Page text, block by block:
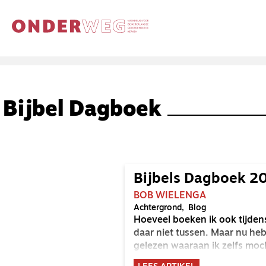
Bijbel Dagboek
Bijbels Dagboek
BOB WIELENGA
Achtergrond Blog
Hoeveel boeken ik ook
daar niet tussen. Maar nu
gelezen waaraan ik zelfs